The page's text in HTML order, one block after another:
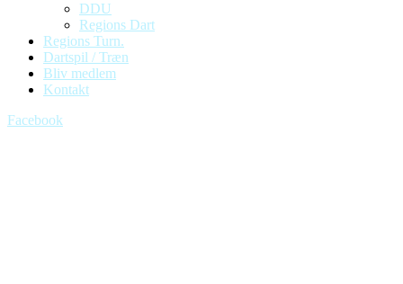
DDU
Regions Dart
Regions Turn.
Dartspil / Træn
Bliv medlem
Kontakt
Facebook